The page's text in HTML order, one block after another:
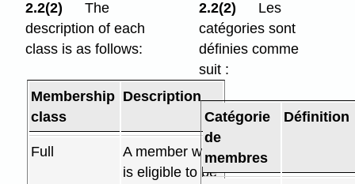
2.2(2)
The
description of each
class is as follows:
Membership
class
Description
Full
A member who
is eligible to be
2.2(2)
Les
catégories sont
définies comme
suit :
Catégorie
de
membres
Définition